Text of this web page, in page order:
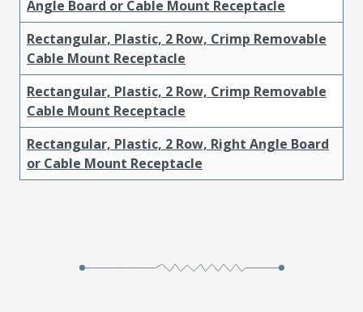
Angle Board or Cable Mount Receptacle
Rectangular, Plastic, 2 Row, Crimp Removable
Cable Mount Receptacle
Rectangular, Plastic, 2 Row, Crimp Removable
Cable Mount Receptacle
Rectangular, Plastic, 2 Row, Right Angle Board
or Cable Mount Receptacle